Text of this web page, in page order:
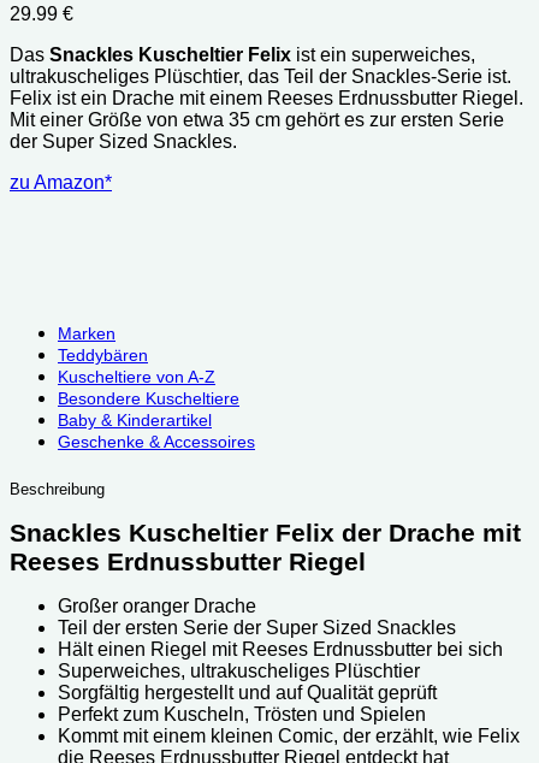
29.99 €
Das Snackles Kuscheltier Felix ist ein superweiches,
ultrakuscheliges Plüschtier, das Teil der Snackles-Serie ist.
Felix ist ein Drache mit einem Reeses Erdnussbutter Riegel.
Mit einer Größe von etwa 35 cm gehört es zur ersten Serie
der Super Sized Snackles.
zu Amazon*
Marken
Teddybären
Kuscheltiere von A-Z
Besondere Kuscheltiere
Baby & Kinderartikel
Geschenke & Accessoires
Beschreibung
Snackles Kuscheltier Felix der Drache mit
Reeses Erdnussbutter Riegel
Großer oranger Drache
Teil der ersten Serie der Super Sized Snackles
Hält einen Riegel mit Reeses Erdnussbutter bei sich
Superweiches, ultrakuscheliges Plüschtier
Sorgfältig hergestellt und auf Qualität geprüft
Perfekt zum Kuscheln, Trösten und Spielen
Kommt mit einem kleinen Comic, der erzählt, wie Felix
die Reeses Erdnussbutter Riegel entdeckt hat